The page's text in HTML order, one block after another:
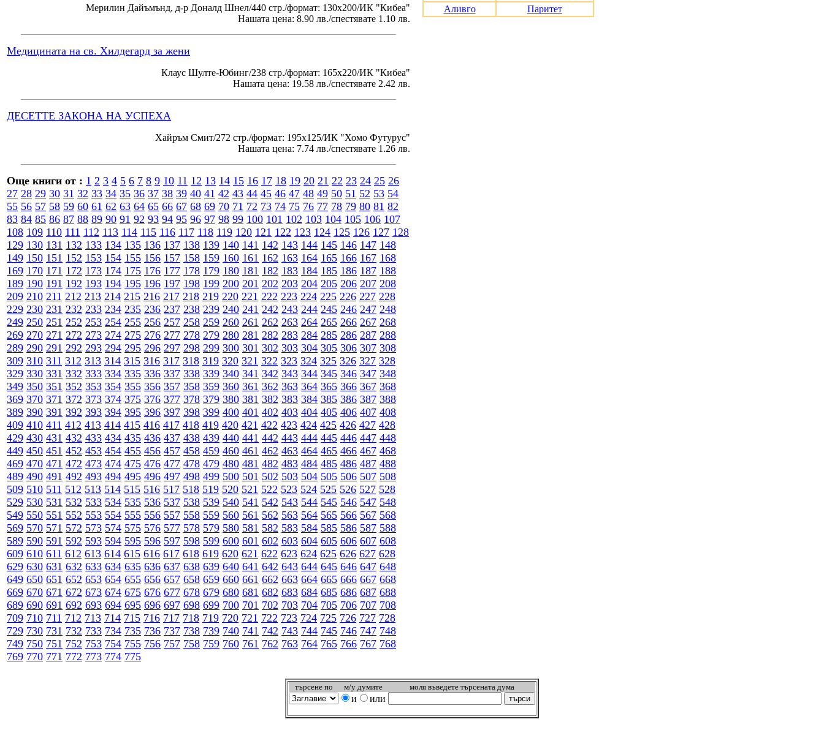
Мерилин Дайъмънд, д-р Доналд Шнел/440 стр./формат: 130х200/ИК "Кибеа"
Нашата цена: 8.90 лв./спестявате 1.10 лв.
Медицината на св. Хилдегард за жени
Клаус Шулте-Юбинг/238 стр./формат: 165х220/ИК "Кибеа"
Нашата цена: 19.58 лв./спестявате 2.42 лв.
ДЕСЕТТЕ ЗАКОНА НА УСПЕХА
Хайръм Смит/272 стр./формат: 195x125/ИК "Хомо Футурус"
Нашата цена: 7.74 лв./спестявате 1.26 лв.
Още книги от : 1 2 3 4 5 6 7 8 9 10 11 12 13 14 15 16 17 18 19 20 21 22 23 24 25 26
27 28 29 30 31 32 33 34 35 36 37 38 39 40 41 42 43 44 45 46 47 48 49 50 51 52 53 54
55 56 57 58 59 60 61 62 63 64 65 66 67 68 69 70 71 72 73 74 75 76 77 78 79 80 81 82
83 84 85 86 87 88 89 90 91 92 93 94 95 96 97 98 99 100 101 102 103 104 105 106 107
108 109 110 111 112 113 114 115 116 117 118 119 120 121 122 123 124 125 126 127 128
129 130 131 132 133 134 135 136 137 138 139 140 141 142 143 144 145 146 147 148
149 150 151 152 153 154 155 156 157 158 159 160 161 162 163 164 165 166 167 168
169 170 171 172 173 174 175 176 177 178 179 180 181 182 183 184 185 186 187 188
189 190 191 192 193 194 195 196 197 198 199 200 201 202 203 204 205 206 207 208
209 210 211 212 213 214 215 216 217 218 219 220 221 222 223 224 225 226 227 228
229 230 231 232 233 234 235 236 237 238 239 240 241 242 243 244 245 246 247 248
249 250 251 252 253 254 255 256 257 258 259 260 261 262 263 264 265 266 267 268
269 270 271 272 273 274 275 276 277 278 279 280 281 282 283 284 285 286 287 288
289 290 291 292 293 294 295 296 297 298 299 300 301 302 303 304 305 306 307 308
309 310 311 312 313 314 315 316 317 318 319 320 321 322 323 324 325 326 327 328
329 330 331 332 333 334 335 336 337 338 339 340 341 342 343 344 345 346 347 348
349 350 351 352 353 354 355 356 357 358 359 360 361 362 363 364 365 366 367 368
369 370 371 372 373 374 375 376 377 378 379 380 381 382 383 384 385 386 387 388
389 390 391 392 393 394 395 396 397 398 399 400 401 402 403 404 405 406 407 408
409 410 411 412 413 414 415 416 417 418 419 420 421 422 423 424 425 426 427 428
429 430 431 432 433 434 435 436 437 438 439 440 441 442 443 444 445 446 447 448
449 450 451 452 453 454 455 456 457 458 459 460 461 462 463 464 465 466 467 468
469 470 471 472 473 474 475 476 477 478 479 480 481 482 483 484 485 486 487 488
489 490 491 492 493 494 495 496 497 498 499 500 501 502 503 504 505 506 507 508
509 510 511 512 513 514 515 516 517 518 519 520 521 522 523 524 525 526 527 528
529 530 531 532 533 534 535 536 537 538 539 540 541 542 543 544 545 546 547 548
549 550 551 552 553 554 555 556 557 558 559 560 561 562 563 564 565 566 567 568
569 570 571 572 573 574 575 576 577 578 579 580 581 582 583 584 585 586 587 588
589 590 591 592 593 594 595 596 597 598 599 600 601 602 603 604 605 606 607 608
609 610 611 612 613 614 615 616 617 618 619 620 621 622 623 624 625 626 627 628
629 630 631 632 633 634 635 636 637 638 639 640 641 642 643 644 645 646 647 648
649 650 651 652 653 654 655 656 657 658 659 660 661 662 663 664 665 666 667 668
669 670 671 672 673 674 675 676 677 678 679 680 681 682 683 684 685 686 687 688
689 690 691 692 693 694 695 696 697 698 699 700 701 702 703 704 705 706 707 708
709 710 711 712 713 714 715 716 717 718 719 720 721 722 723 724 725 726 727 728
729 730 731 732 733 734 735 736 737 738 739 740 741 742 743 744 745 746 747 748
749 750 751 752 753 754 755 756 757 758 759 760 761 762 763 764 765 766 767 768
769 770 771 772 773 774 775
Аливго
Паритет
търсeне по м/у думите моля въведете търсената дума
и или